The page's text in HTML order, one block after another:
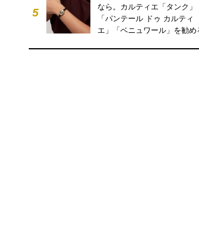
5
なら。カルティエ「タンク」
「パンテール ドゥ カルティ
エ」「ベニュワール」を勧め